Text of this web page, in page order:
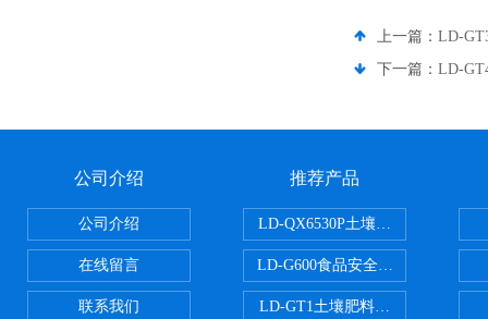
上一篇： LD-
下一篇： LD-
公司介绍
公司介绍
在线留言
联系我们
推荐产品
LD-QX6530P土壤氧化还原电位检
LD-G600食品安全检测仪
LD-GT1土壤肥料养分检测仪